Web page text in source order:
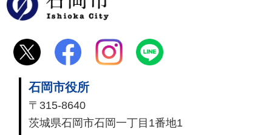
石岡市役所
〒315-8640
茨城県石岡市石岡一丁目1番地1